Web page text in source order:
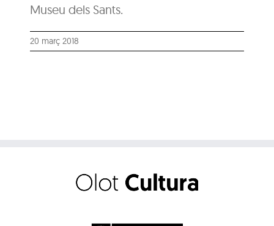
Museu dels Sants.
20 març 2018